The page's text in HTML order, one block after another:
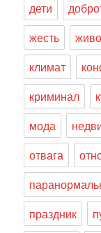
дети
жесть
климат
криминал
мода
отвага
праздник